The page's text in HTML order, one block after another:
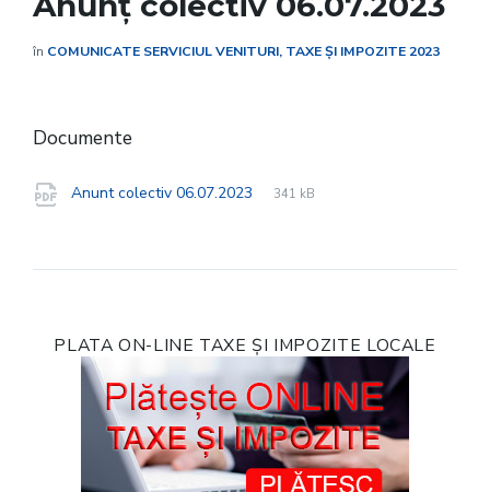
în COMUNICATE SERVICIUL VENITURI, TAXE ȘI IMPOZITE 2023
Documente
Anunt colectiv 06.07.2023
File
pdf
File
341 kB
PLATA ON-LINE TAXE ȘI IMPOZITE LOCALE